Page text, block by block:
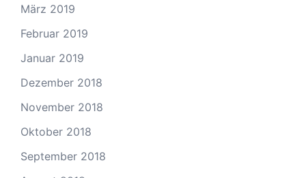
März 2019
Februar 2019
Januar 2019
Dezember 2018
November 2018
Oktober 2018
September 2018